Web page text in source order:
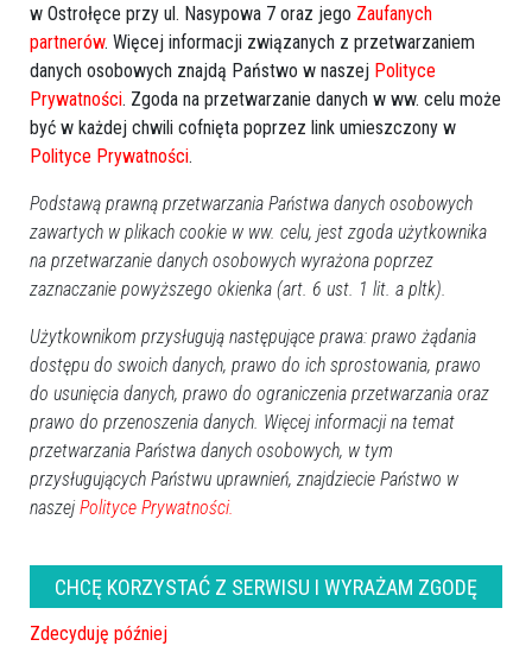
REKLAMA
Więcej o:rzucał petardami,petardy,Warszawa,
niebezpieczna zabawa,Ursynów
w Ostrołęce przy ul. Nasypowa 7 oraz jego Zaufanych
partnerów. Więcej informacji związanych z przetwarzaniem
danych osobowych znajdą Państwo w naszej Polityce
Prywatności. Zgoda na przetwarzanie danych w ww. celu może
być w każdej chwili cofnięta poprzez link umieszczony w
Polityce Prywatności.
Podstawą prawną przetwarzania Państwa danych osobowych
zawartych w plikach cookie w ww. celu, jest zgoda użytkownika
na przetwarzanie danych osobowych wyrażona poprzez
zaznaczanie powyższego okienka (art. 6 ust. 1 lit. a pltk).
Użytkownikom przysługują następujące prawa: prawo żądania
dostępu do swoich danych, prawo do ich sprostowania, prawo
do usunięcia danych, prawo do ograniczenia przetwarzania oraz
prawo do przenoszenia danych. Więcej informacji na temat
przetwarzania Państwa danych osobowych, w tym
przysługujących Państwu uprawnień, znajdziecie Państwo w
naszej Polityce Prywatności.
CHCĘ KORZYSTAĆ Z SERWISU I WYRAŻAM ZGODĘ
Zdecyduję później